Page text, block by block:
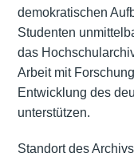
demokratischen
Studenten
das
Arbeit mit
Entwicklung des
unterstützen.
Standort des